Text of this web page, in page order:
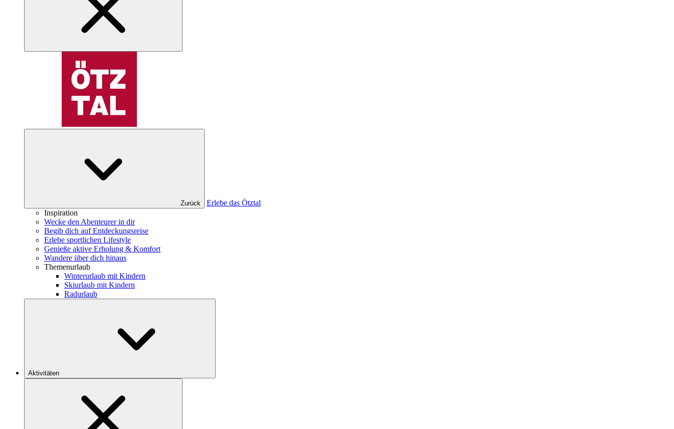
Zurück
Erlebe das Ötztal
Inspiration
Wecke den Abenteurer in dir
Begib dich auf Entdeckungsreise
Erlebe sportlichen Lifestyle
Genieße aktive Erholung & Komfort
Wandere über dich hinaus
Themenurlaub
Winterurlaub mit Kindern
Skiurlaub mit Kindern
Radurlaub
Aktivitäten